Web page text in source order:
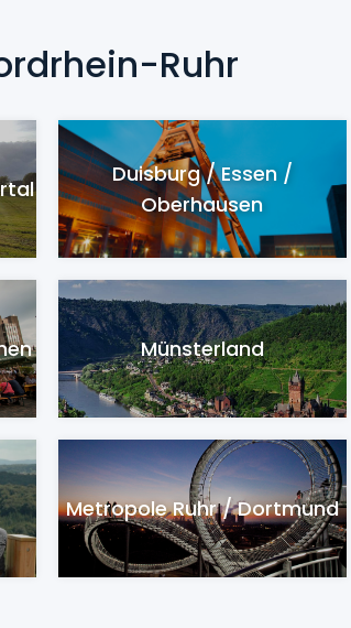
Ruhr
Duisburg / Essen /
Oberhausen
Münsterland
Metropole Ruhr / Dortmund